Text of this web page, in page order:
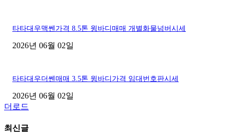
타타대우맥쎈가격 8.5톤 윙바디매매 개별화물넘버시세
2026년 06월 02일
타타대우더쎈매매 3.5톤 윙바디가격 임대번호판시세
2026년 06월 02일
더로드
최신글